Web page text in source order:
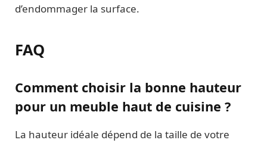
d’endommager la surface.
FAQ
Comment choisir la bonne hauteur
pour un meuble haut de cuisine ?
La hauteur idéale dépend de la taille de votre